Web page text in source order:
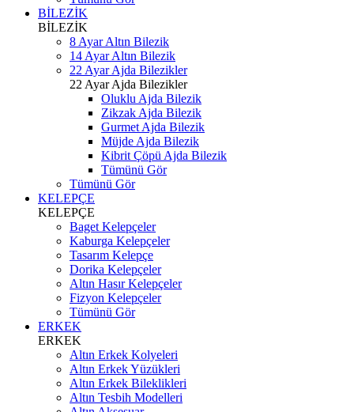
BİLEZİK
BİLEZİK
8 Ayar Altın Bilezik
14 Ayar Altın Bilezik
22 Ayar Ajda Bilezikler
22 Ayar Ajda Bilezikler
Oluklu Ajda Bilezik
Zikzak Ajda Bilezik
Gurmet Ajda Bilezik
Müjde Ajda Bilezik
Kibrit Çöpü Ajda Bilezik
Tümünü Gör
Tümünü Gör
KELEPÇE
KELEPÇE
Baget Kelepçeler
Kaburga Kelepçeler
Tasarım Kelepçe
Dorika Kelepçeler
Altın Hasır Kelepçeler
Fizyon Kelepçeler
Tümünü Gör
ERKEK
ERKEK
Altın Erkek Kolyeleri
Altın Erkek Yüzükleri
Altın Erkek Bileklikleri
Altın Tesbih Modelleri